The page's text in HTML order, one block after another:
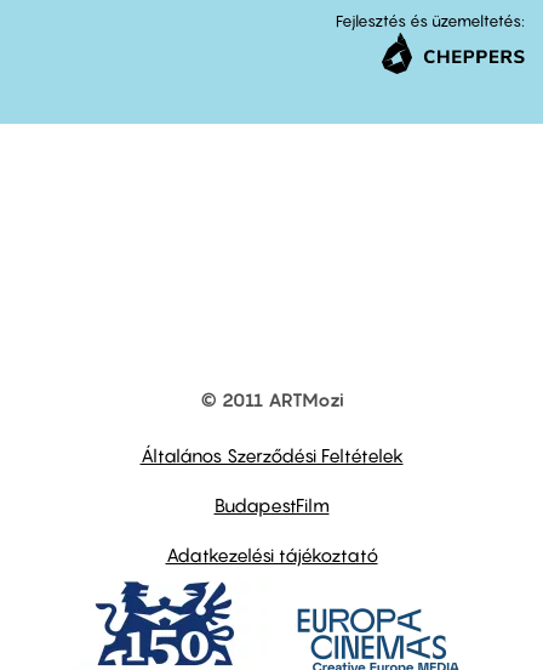
Fejlesztés és üzemeltetés:
© 2011 ARTMozi
Általános Szerződési Feltételek
BudapestFilm
Adatkezelési tájékoztató